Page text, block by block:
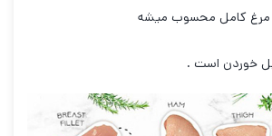
خوردن است .